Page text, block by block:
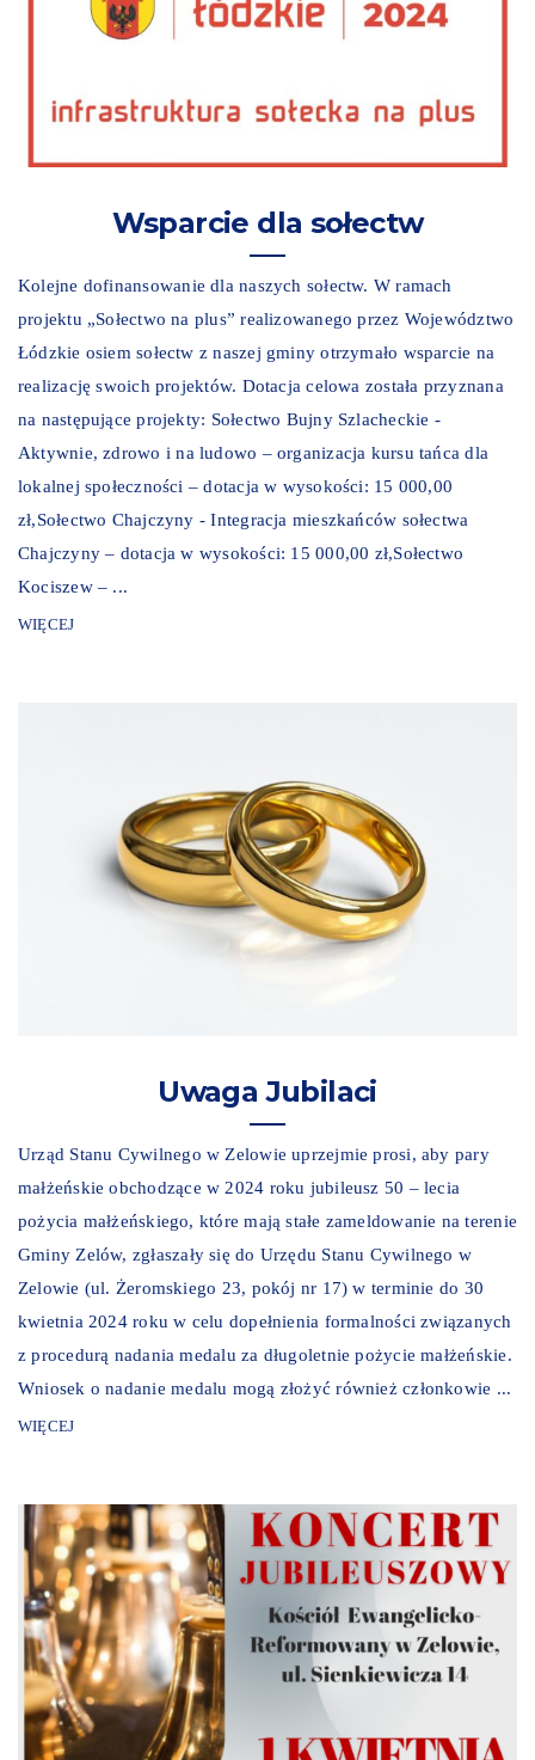
Wsparcie dla sołectw
Kolejne dofinansowanie dla naszych sołectw. W ramach
projektu „Sołectwo na plus” realizowanego przez Województwo
Łódzkie osiem sołectw z naszej gminy otrzymało wsparcie na
realizację swoich projektów. Dotacja celowa została przyznana
na następujące projekty: Sołectwo Bujny Szlacheckie -
Aktywnie, zdrowo i na ludowo – organizacja kursu tańca dla
lokalnej społeczności – dotacja w wysokości: 15 000,00
zł,Sołectwo Chajczyny - Integracja mieszkańców sołectwa
Chajczyny – dotacja w wysokości: 15 000,00 zł,Sołectwo
Kociszew – ...
WIĘCEJ
Uwaga Jubilaci
Urząd Stanu Cywilnego w Zelowie uprzejmie prosi, aby pary
małżeńskie obchodzące w 2024 roku jubileusz 50 – lecia
pożycia małżeńskiego, które mają stałe zameldowanie na terenie
Gminy Zelów, zgłaszały się do Urzędu Stanu Cywilnego w
Zelowie (ul. Żeromskiego 23, pokój nr 17) w terminie do 30
kwietnia 2024 roku w celu dopełnienia formalności związanych
z procedurą nadania medalu za długoletnie pożycie małżeńskie.
Wniosek o nadanie medalu mogą złożyć również członkowie ...
WIĘCEJ